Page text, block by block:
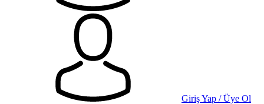
Giriş Yap / Üye Ol